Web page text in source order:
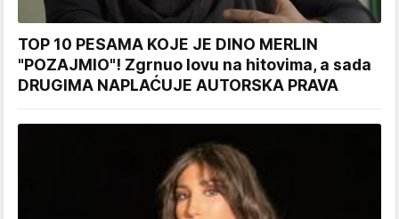
TOP 10 PESAMA KOJE JE DINO MERLIN
"POZAJMIO"! Zgrnuo lovu na hitovima, a sada
DRUGIMA NAPLAĆUJE AUTORSKA PRAVA